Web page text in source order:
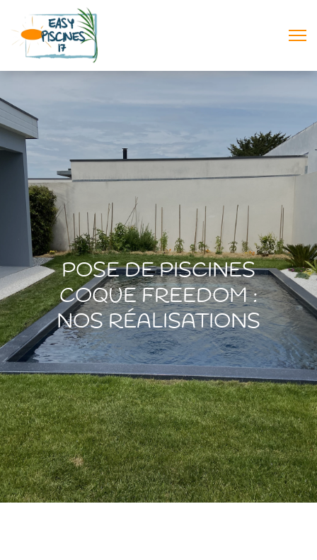
POSE DE PISCINES
COQUE FREEDOM :
NOS RÉALISATIONS